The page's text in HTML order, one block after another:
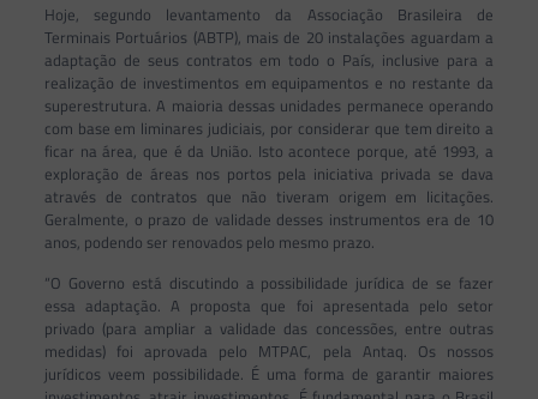
Hoje, segundo levantamento da Associação Brasileira de
Terminais Portuários (ABTP), mais de 20 instalações aguardam a
adaptação de seus contratos em todo o País, inclusive para a
realização de investimentos em equipamentos e no restante da
superestrutura. A maioria dessas unidades permanece operando
com base em liminares judiciais, por considerar que tem direito a
ficar na área, que é da União. Isto acontece porque, até 1993, a
exploração de áreas nos portos pela iniciativa privada se dava
através de contratos que não tiveram origem em licitações.
Geralmente, o prazo de validade desses instrumentos era de 10
anos, podendo ser renovados pelo mesmo prazo.
“O Governo está discutindo a possibilidade jurídica de se fazer
essa adaptação. A proposta que foi apresentada pelo setor
privado (para ampliar a validade das concessões, entre outras
medidas) foi aprovada pelo MTPAC, pela Antaq. Os nossos
jurídicos veem possibilidade. É uma forma de garantir maiores